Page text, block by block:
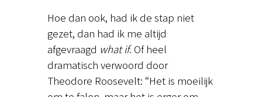
Hoe dan ook, had ik de stap niet
gezet, dan had ik me altijd
afgevraagd what if. Of heel
dramatisch verwoord door
Theodore Roosevelt: “Het is moeilijk